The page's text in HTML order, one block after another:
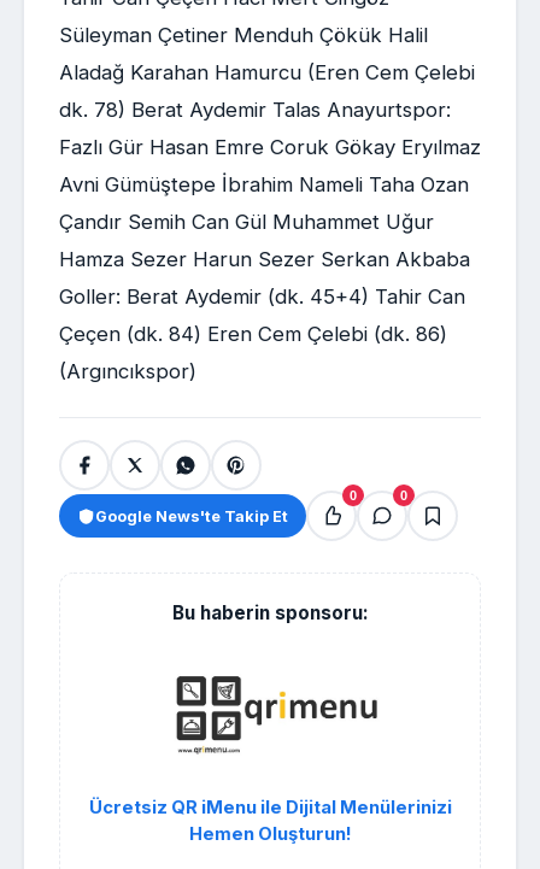
Süleyman Çetiner Menduh Çökük Halil
Aladağ Karahan Hamurcu (Eren Cem Çelebi
dk. 78) Berat Aydemir Talas Anayurtspor:
Fazlı Gür Hasan Emre Coruk Gökay Eryılmaz
Avni Gümüştepe İbrahim Nameli Taha Ozan
Çandır Semih Can Gül Muhammet Uğur
Hamza Sezer Harun Sezer Serkan Akbaba
Goller: Berat Aydemir (dk. 45+4) Tahir Can
Çeçen (dk. 84) Eren Cem Çelebi (dk. 86)
(Argıncıkspor)
Google News'te Takip Et
0 0
Bu haberin sponsoru:
Ücretsiz QR iMenu ile Dijital Menülerinizi
Hemen Oluşturun!